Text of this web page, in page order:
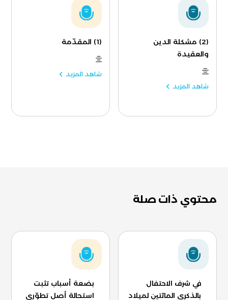
(2) مشكلة الدين
والعقيدة
شاهد المزيد
(1) المقدّمة
شاهد المزيد
محتوي ذات صلة
في شرف الاحتفال
بالذكرى المائتين لميلاد
بضعة أسباب تثبت
استحالة أصل تطوّري